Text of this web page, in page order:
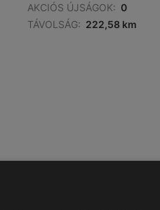
AKCIÓS ÚJSÁGOK: 0
TÁVOLSÁG: 222,58 km